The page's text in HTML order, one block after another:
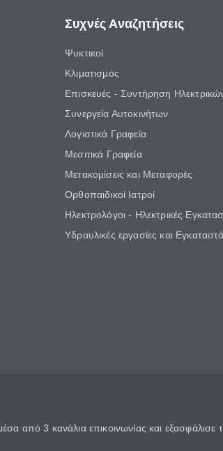
Συχνές Αναζητήσεις
Ψυκτικοί
Κλιματισμός
Επισκευές - Συντήρηση
Συνεργεία Αυτοκινήτων
Λογιστικά Γραφεία
Μεσιτικά Γραφεία
Μετακομίσεις και Μεταφορές
Ορθοπαιδικοί Ιατροί
Ηλεκτρολόγοι - Ηλεκτρικές
Υδραυλικές εργασίες και
από 3 κανάλια επικοινωνίας και εξασφάλισε